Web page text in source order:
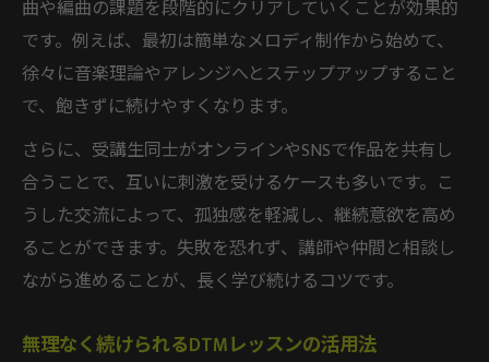
曲や編曲の課題を段階的にクリアしていくことが効果的
です。例えば、最初は簡単なメロディ制作から始めて、
徐々に音楽理論やアレンジへとステップアップすること
で、飽きずに続けやすくなります。
さらに、受講生同士がオンラインやSNSで作品を共有し
合うことで、互いに刺激を受けるケースも多いです。こ
うした交流によって、孤独感を軽減し、継続意欲を高め
ることができます。失敗を恐れず、講師や仲間と相談し
ながら進めることが、長く学び続けるコツです。
無理なく続けられるDTMレッスンの活用法